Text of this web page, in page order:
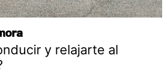
y relajarte al